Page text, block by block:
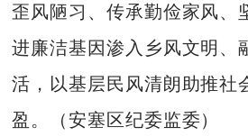
歪风陋习、传承勤俭家风、
进廉洁基因渗入乡风文明、
活，以基层民风清朗助推社
盈。（安塞区纪委监委）